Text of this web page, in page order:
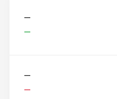
—
—
—
—